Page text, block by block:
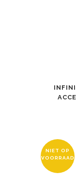
NIET OP
VOORRAAD